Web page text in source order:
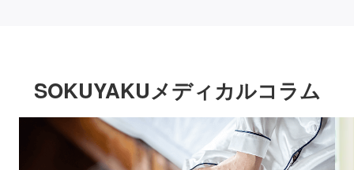
SOKUYAKUメディカルコラム